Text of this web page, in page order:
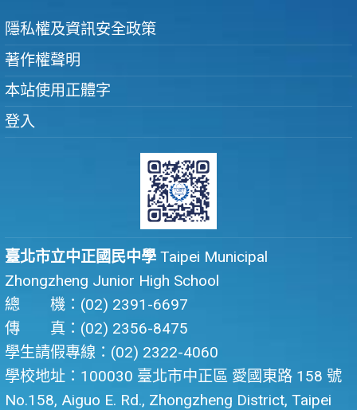
隱私權及資訊安全政策
著作權聲明
本站使用正體字
登入
臺北市立中正國民中學 Taipei Municipal
Zhongzheng Junior High School
總 機：(02) 2391-6697
傳 真：(02) 2356-8475
學生請假專線：(02) 2322-4060
學校地址：100030 臺北市中正區 愛國東路 158 號
No.158, Aiguo E. Rd., Zhongzheng District, Taipei